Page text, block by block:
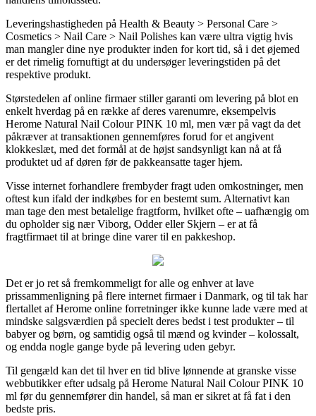
Leveringshastigheden på Health & Beauty > Personal Care >
Cosmetics > Nail Care > Nail Polishes kan være ultra vigtig hvis
man mangler dine nye produkter inden for kort tid, så i det øjemed
er det rimelig fornuftigt at du undersøger leveringstiden på det
respektive produkt.
Størstedelen af online firmaer stiller garanti om levering på blot en
enkelt hverdag på en række af deres varenumre, eksempelvis
Herome Natural Nail Colour PINK 10 ml, men vær på vagt da det
påkræver at transaktionen gennemføres forud for et angivent
klokkeslæt, med det formål at de højst sandsynligt kan nå at få
produktet ud af døren før de pakkeansatte tager hjem.
Visse internet forhandlere frembyder fragt uden omkostninger, men
oftest kun ifald der indkøbes for en bestemt sum. Alternativt kan
man tage den mest betalelige fragtform, hvilket ofte – uafhængig om
du opholder sig nær Viborg, Odder eller Skjern – er at få
fragtfirmaet til at bringe dine varer til en pakkeshop.
Det er jo ret så fremkommeligt for alle og enhver at lave
prissammenligning på flere internet firmaer i Danmark, og til tak har
flertallet af Herome online forretninger ikke kunne lade være med at
mindske salgsværdien på specielt deres bedst i test produkter – til
babyer og børn, og samtidig også til mænd og kvinder – kolossalt,
og endda nogle gange byde på levering uden gebyr.
Til gengæld kan det til hver en tid blive lønnende at granske visse
webbutikker efter udsalg på Herome Natural Nail Colour PINK 10
ml før du gennemfører din handel, så man er sikret at få fat i den
bedste pris.